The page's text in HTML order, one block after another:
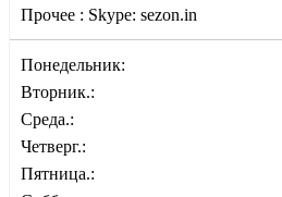
Прочее : Skype: sezon.in
Понедельник:
Вторник.:
Среда.:
Четверг.:
Пятница.: